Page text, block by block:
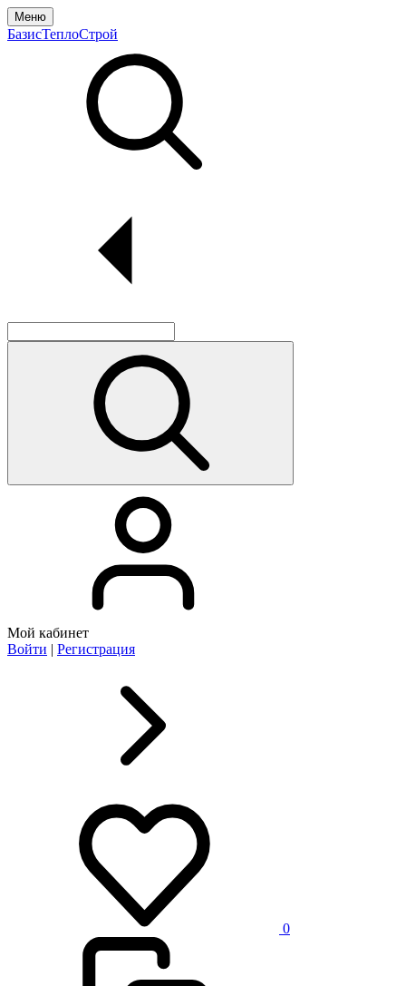
Меню
БазисТеплоСтрой
Мой кабинет
Войти | Регистрация
0